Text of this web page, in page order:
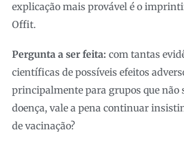
explicação mais provável é o
Offit.
Pergunta a ser feita: com tantas
científicas de possíveis efeitos
principalmente para grupos que não
doença, vale a pena continuar
de vacinação?